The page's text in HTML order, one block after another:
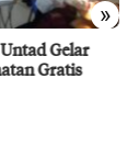
»
Gelar
Gratis